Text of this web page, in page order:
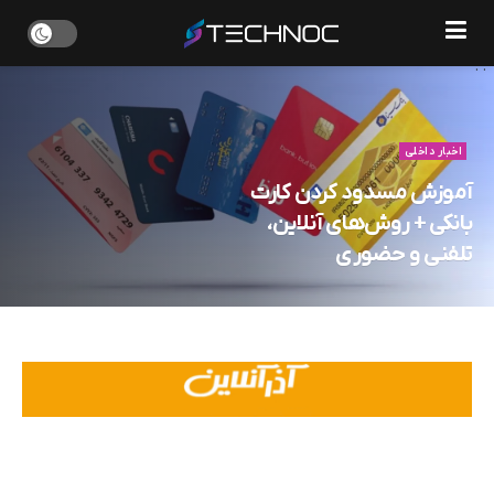
' .
. '
اخبار داخلی
آموزش مسدود کردن کارت
بانکی + روش‌های آنلاین،
تلفنی و حضوری